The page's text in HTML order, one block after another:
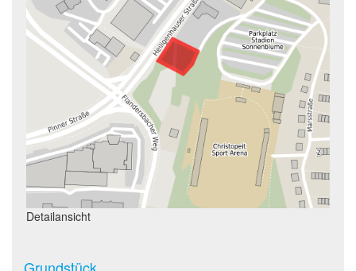
Detailansicht